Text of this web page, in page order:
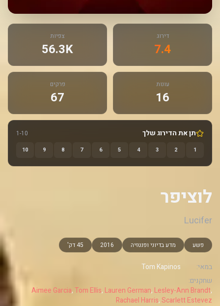
דירוג
7.4
צפיות
56.3K
עונות
16
פרקים
67
תן את הדירוג שלך 1-10
1
2
3
4
5
6
7
8
9
10
לוציפר
Lucifer
פשע מדע בדיוני ופנטזיה 2016 45 דק'
במאי:
Tom Kapinos
שחקנים:
Aimee Garcia,Tom Ellis, Lauren German, Lesley-Ann Brandt,
Rachael Harris,Scarlett Estevez